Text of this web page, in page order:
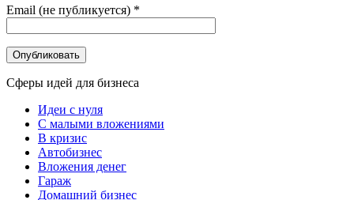
Email (не публикуется) *
Сферы идей для бизнеса
Идеи с нуля
С малыми вложениями
В кризис
Автобизнес
Вложения денег
Гараж
Домашний бизнес